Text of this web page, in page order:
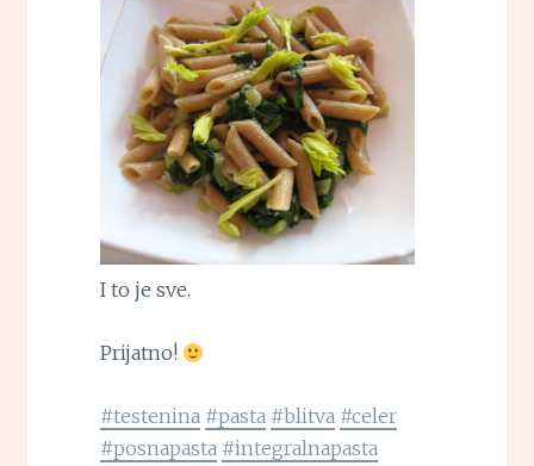
I to je sve.
Prijatno!
#testenina #pasta #blitva #celer
#posnapasta #integralnapasta